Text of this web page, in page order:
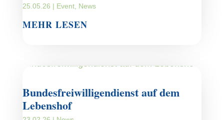
25.05.26 | Event, News
MEHR LESEN
Bundesfreiwilligendienst auf dem
Lebenshof